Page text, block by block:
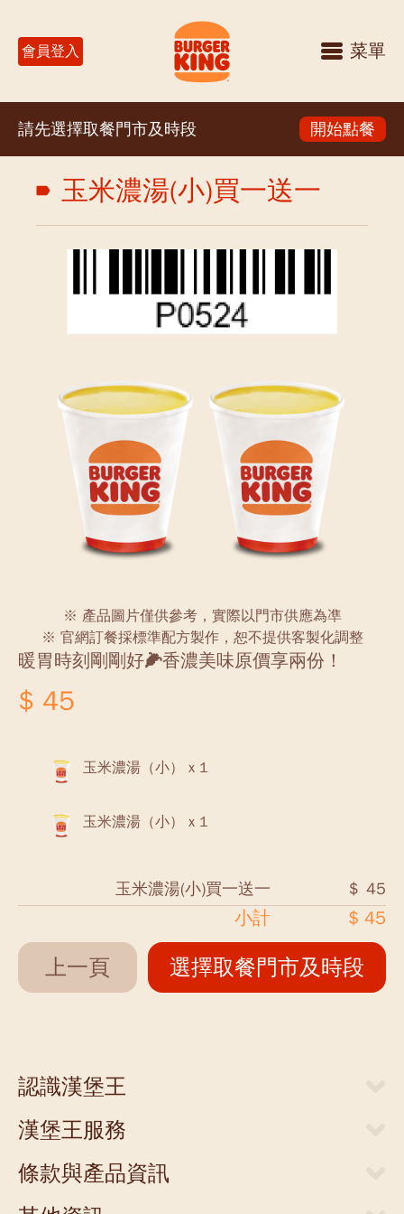
會員登入 菜單
請先選擇取餐門市及時段 開始點餐
玉米濃湯(小)買一送一
※ 產品圖片僅供參考，實際以門市供應為凖
※ 官網訂餐採標準配方製作，恕不提供客製化調整
暖胃時刻剛剛好🌽香濃美味原價享兩份！
$ 45
玉米濃湯（小） x 1
玉米濃湯（小） x 1
玉米濃湯(小)買一送一 ＄ 45
小計 $ 45
上一頁 選擇取餐門市及時段
認識漢堡王
關於漢堡王
新聞中心
人才招募
漢堡王服務
當期優惠券
外送服務
條款與產品資訊
網站隱私權聲明